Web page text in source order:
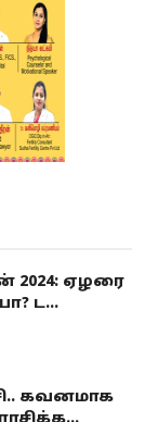
2024: ஏழரை
ட...
கவனமாக